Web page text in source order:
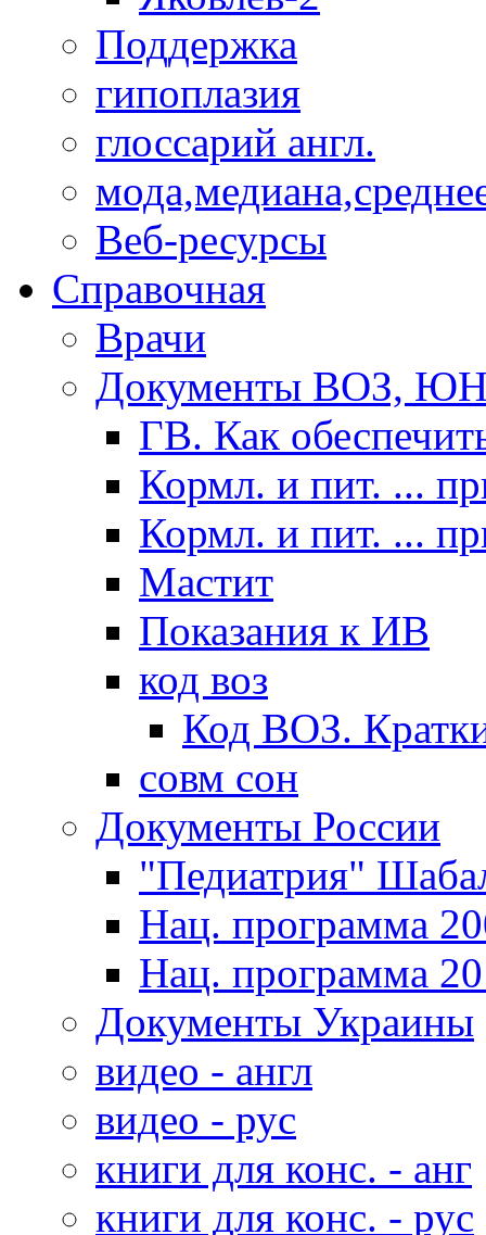
Поддержка
гипоплазия
глоссарий англ.
Веб-ресурсы
Справочная
Врачи
Документы ВОЗ,
ГВ. Как
Кормл. и пит. ...
Кормл. и пит. ...
Мастит
Показания к ИВ
код воз
Код ВОЗ.
совм сон
Документы России
"Педиатрия"
Нац. программа
Нац. программа
Документы Украины
видео - англ
видео - рус
книги для конс. - анг
книги для конс. - рус